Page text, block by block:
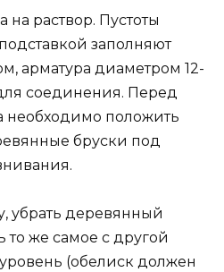
на раствор. Пустоты
заполняют
арматура диаметром 12-
соединения. Перед
необходимо положить
бруски под
убрать деревянный
то же самое с другой
(обелиск должен